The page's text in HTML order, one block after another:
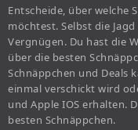
Entscheide, über welche
möchtest. Selbst die
Vergnügen. Du hast die
über die besten
Schnäppchen und Deals
einmal verschickt wird
und Apple IOS erhalten.
besten Schnäppchen.